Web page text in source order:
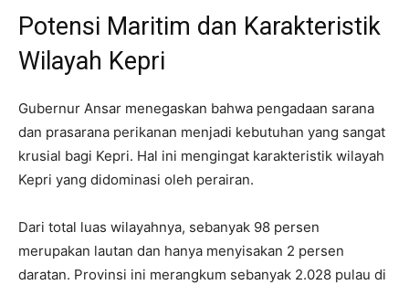
Potensi Maritim dan Karakteristik
Wilayah Kepri
Gubernur Ansar menegaskan bahwa pengadaan sarana
dan prasarana perikanan menjadi kebutuhan yang sangat
krusial bagi Kepri. Hal ini mengingat karakteristik wilayah
Kepri yang didominasi oleh perairan.
Dari total luas wilayahnya, sebanyak 98 persen
merupakan lautan dan hanya menyisakan 2 persen
daratan. Provinsi ini merangkum sebanyak 2.028 pulau di